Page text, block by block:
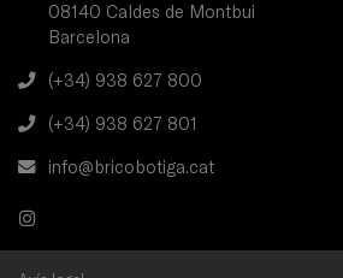
08140 Caldes de Montbui
Barcelona
(+34) 938 627 800
(+34) 938 627 801
info@bricobotiga.cat